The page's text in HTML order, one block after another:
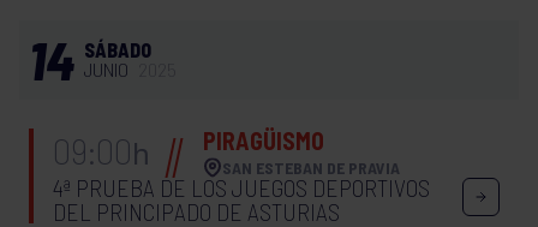
14 SÁBADO
JUNIO
09:00h PIRAGÜISMO
SAN ESTEBAN DE PRAVIA
4ª PRUEBA DE LOS JUEGOS DEPORTIVOS
DEL PRINCIPADO DE ASTURIAS